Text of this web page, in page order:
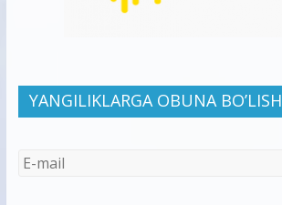
YANGILIKLARGA OBUNA BO’LISH